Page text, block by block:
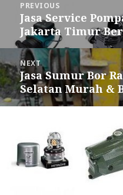
navigation
PREVIOUS
Previous
post:
Jasa Service
Jakarta Timur
NEXT
Next
post:
Jasa Sumur Bor
Selatan Murah &